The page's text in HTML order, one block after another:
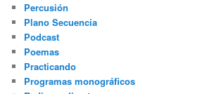
Percusión
Plano Secuencia
Podcast
Poemas
Practicando
Programas monográficos